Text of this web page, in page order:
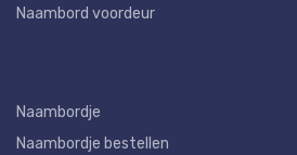
Naambord voordeur
Naambordje
Naambordje bestellen